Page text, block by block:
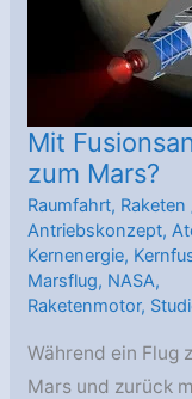
Mit
zum Mars?
Raumfahrt, Raketen
Antriebskonzept,
Kernenergie,
Marsflug, NASA,
Raketenmotor,
Während ein Flug
Mars und zurück